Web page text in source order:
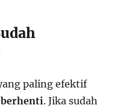
paling efektif
berhenti. Jika sudah